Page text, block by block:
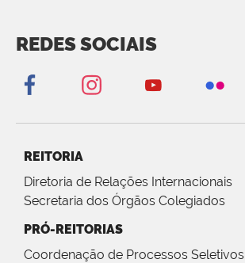
REDES SOCIAIS
REITORIA
Diretoria de Relações Internacionais
Secretaria dos Órgãos Colegiados
PRÓ-REITORIAS
Coordenação de Processos Seletivos